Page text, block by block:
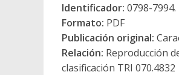
Identificador: 0798-7994.
Formato: PDF
Publicación original:
Relación: Reproducción
clasificación TRI 070.4832